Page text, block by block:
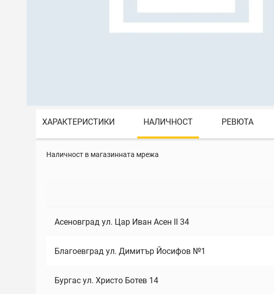
ХАРАКТЕРИСТИКИ НАЛИЧНОСТ РЕВЮТА
Наличност в магазинната мрежа
Асеновград ул. Цар Иван Асен II 34
Благоевград ул. Димитър Йосифов №1
Бургас ул. Христо Ботев 14